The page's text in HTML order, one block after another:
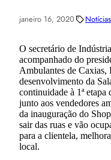
janeiro 16, 2020 Notícias
O secretário de
acompanhado do
Ambulantes de Caxias,
desenvolvimento da
continuidade à 1ª
junto aos vendedores
da inauguração do
sair das ruas e vão
para a clientela,
local.